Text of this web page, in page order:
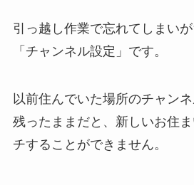
引っ越し作業で忘れてしまい
「チャンネル設定」です。
以前住んでいた場所のチャン
残ったままだと、新しいお住
チすることができません。